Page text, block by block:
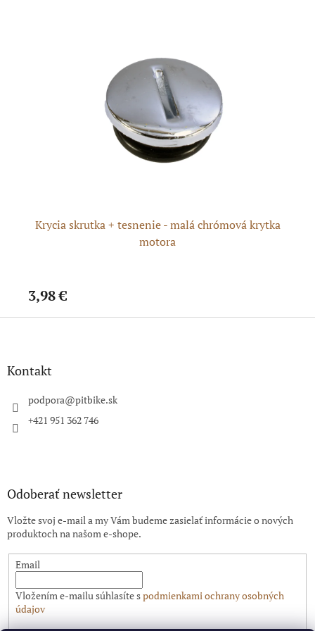
Krycia skrutka + tesnenie - malá chrómová krytka
motora
3,98 €
Z
Kontakt
podpora@pitbike.sk
+421 951 362 746
Odoberať newsletter
Vložte svoj e-mail a my Vám budeme zasielať informácie o nových
produktoch na našom e-shope.
Email
Vložením e-mailu súhlasíte spodmienkami ochrany osobných
údajov